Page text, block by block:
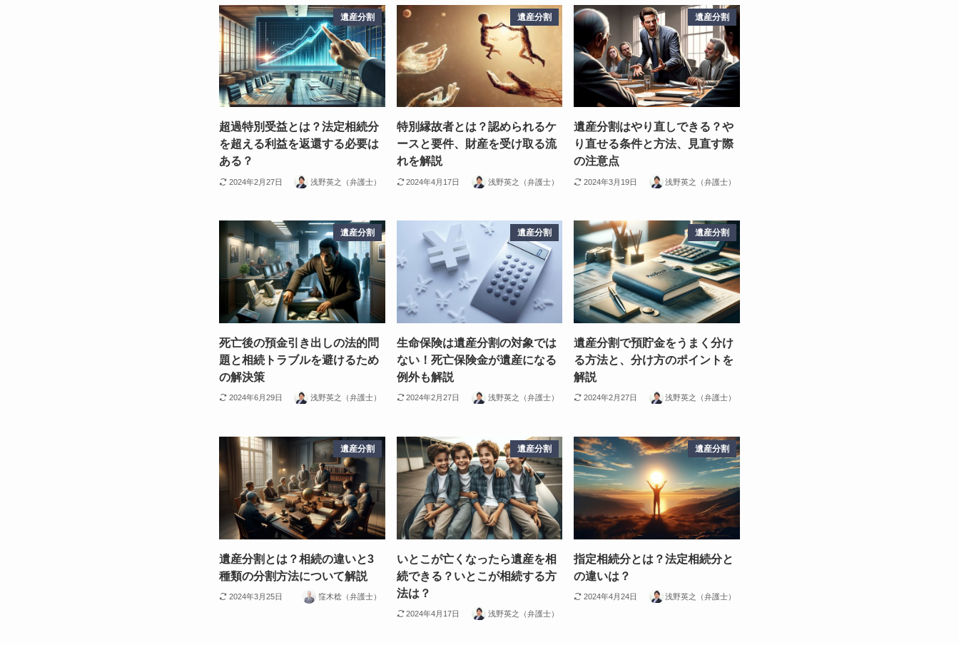
遺産分割
超過特別受益とは？法定相続分
を超える利益を返還する必要は
ある？
2024年2月27日 浅野英之（弁護士）
遺産分割
特別縁故者とは？認められるケ
ースと要件、財産を受け取る流
れを解説
2024年4月17日 浅野英之（弁護士）
遺産分割
遺産分割はやり直しできる？や
り直せる条件と方法、見直す際
の注意点
2024年3月19日 浅野英之（弁護士）
遺産分割
死亡後の預金引き出しの法的問
題と相続トラブルを避けるため
の解決策
2024年6月29日 浅野英之（弁護士）
遺産分割
生命保険は遺産分割の対象では
ない！死亡保険金が遺産になる
例外も解説
2024年2月27日 浅野英之（弁護士）
遺産分割
遺産分割で預貯金をうまく分け
る方法と、分け方のポイントを
解説
2024年2月27日 浅野英之（弁護士）
遺産分割
遺産分割とは？相続の違いと3
種類の分割方法について解説
2024年3月25日 窪木稔（弁護士）
遺産分割
いとこが亡くなったら遺産を相
続できる？いとこが相続する方
法は？
2024年4月17日 浅野英之（弁護士）
遺産分割
指定相続分とは？法定相続分と
の違いは？
2024年4月24日 浅野英之（弁護士）